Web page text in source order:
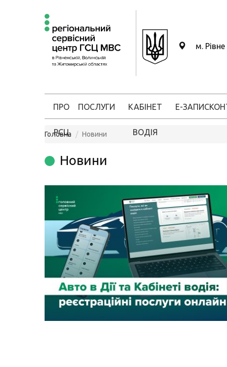
м. Рівне
ПРО
РСЦ
ПОСЛУГИ КАБІНЕТ
ВОДІЯ
Е-ЗАПИС
Головна Новини
Новини